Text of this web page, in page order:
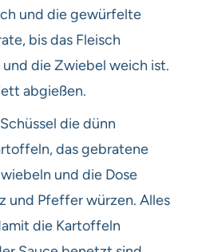
und die gewürfelte
bis das Fleisch
die Zwiebel weich ist.
abgießen.
die dünn
das gebratene
und die Dose
und Pfeffer würzen. Alles
die Kartoffeln